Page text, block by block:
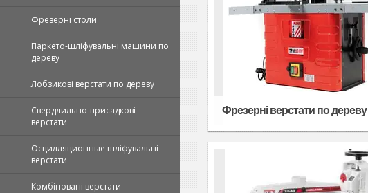
Фрезерні столи
Паркето-шліфувальні машини по
дереву
Лобзикові верстати по дереву
Свердлильно-присадкові
верстати
Осцилляционные шліфувальні
верстати
Комбіновані верстати
Фрезерні верстати по дереву